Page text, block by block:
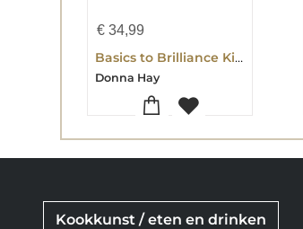
€ 34,99
Basics to Brilliance Kids
Donna Hay
Kookkunst / eten en drinken